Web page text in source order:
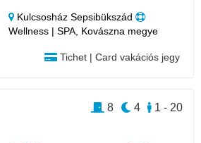
Kulcsosház Sepsibükszád
Wellness | SPA, Kovászna megye
Tichet | Card vakációs jegy
1 - 20
4
8